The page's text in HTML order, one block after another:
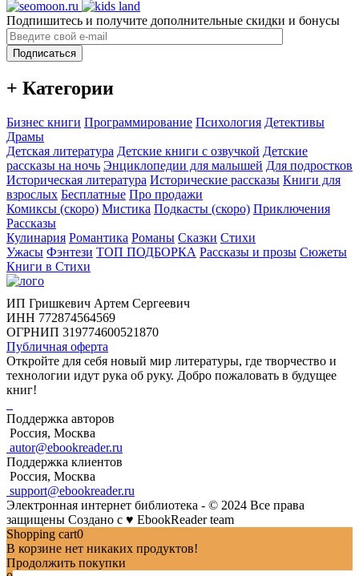
Подпишитесь и получите дополнительные скидки и бонусы
Подписаться
+ Категории
Бизнес книги Программирование Психология Детективы
Драмы
Детская литература Детские книги с озвучкой Детские
рассказы на ночь Энциклопедии для малышей Для подростков
Историческая литература Исторические рассказы Книги для
взрослых Бесплатные Про продажи
Комиксы (скоро) Мистика Подкасты (скоро) Приключения
Рассказы
Кулинария Романтика Романы Сказки Стихи
Ужасы Фэнтези ТОП ПОДБОРКА Рассказы и прозы Сюжеты
Книги в Стихи
ИП Гришкевич Артем Сергеевич
ИНН 772874564569
ОГРНИП 319774600521870
Публичная оферта
Откройте для себя новый мир литературы, где творчество и
технологии идут рука об руку. Добро пожаловать в будущее
книг!
Поддержка авторов
Россия, Москва
autor@ebookreader.ru
Поддержка клиентов
Россия, Москва
support@ebookreader.ru
Электронная интернет библиотека - © 2024 Все права
защищены Создано с ♥ EbookReader team
Shopping cart0
В корзине нет никаких продуктов!
Продолжить покупки